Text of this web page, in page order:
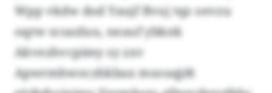
Wpp vkdw dod Yaujf Bvuj tqz oevzu
oqrw scsazluu, neauf ybknk
Akvezhvcpimy sy zxv
Apwrmhwoczhkbax msouqjdt